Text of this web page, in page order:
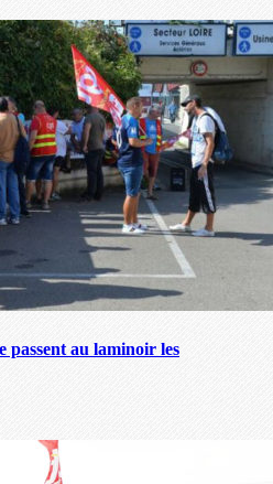
passent au laminoir les